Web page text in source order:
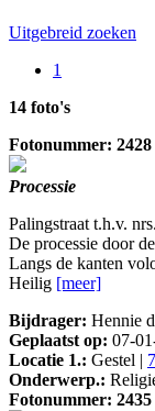
Uitgebreid zoeken
1
14 foto's
Fotonummer: 2428
Processie
Palingstraat t.h.v.
De processie door
Langs de kanten
Heilig [meer]
Bijdrager: Hennie
Geplaatst op: 07-
Locatie 1.: Gestel |
Onderwerp.:
Fotonummer: 2435